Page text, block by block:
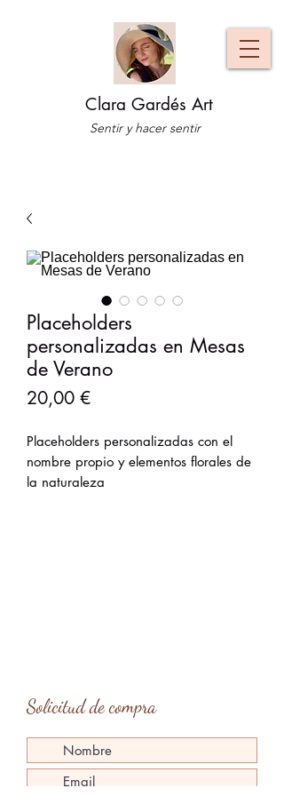
Clara Gardés Art
Sentir y hacer sentir
Placeholders
personalizadas en Mesas
de Verano
20,00 €Precio
Placeholders personalizadas con el
nombre propio y elementos florales de
la naturaleza
Solicitud de compra